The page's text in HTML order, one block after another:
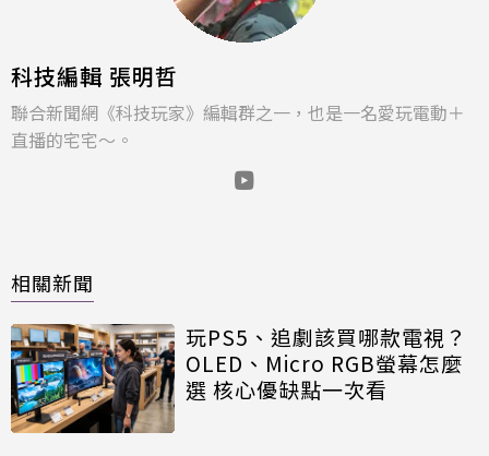
科技編輯 張明哲
聯合新聞網《科技玩家》編輯群之一，也是一名愛玩電動＋
直播的宅宅～。
相關新聞
玩PS5、追劇該買哪款電視？
OLED、Micro RGB螢幕怎麼
選 核心優缺點一次看